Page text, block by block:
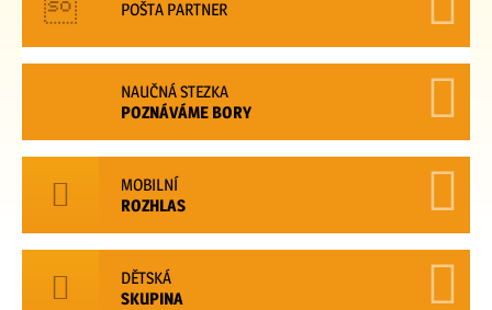
POŠTA PARTNER
NAUČNÁ STEZKA
POZNÁVÁME BORY
MOBILNÍ
ROZHLAS
DĚTSKÁ
SKUPINA